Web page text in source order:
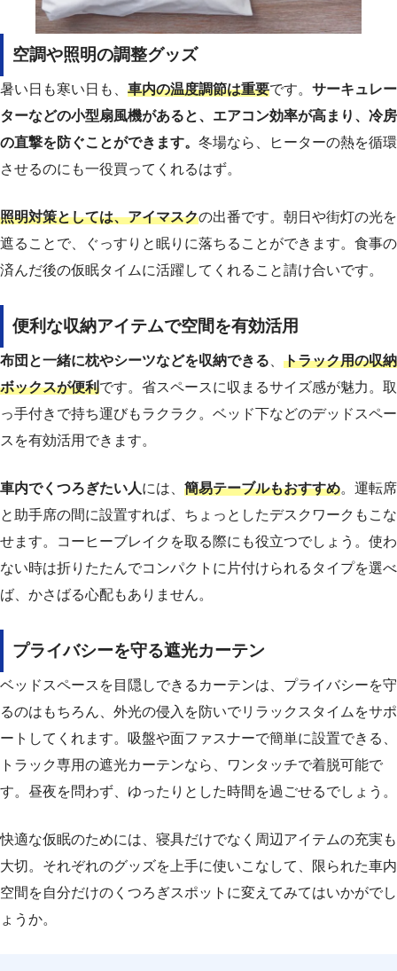
空調や照明の調整グッズ
暑い日も寒い日も、 車内の温度調節は重要です。 サーキュレー
ターなどの小型扇風機があると、エアコン効率が高まり、冷房
の直撃を防ぐことができます。 冬場なら、ヒーターの熱を循環
させるのにも一役買ってくれるはず。
照明対策としては、アイマスクの出番です。朝日や街灯の光を
遮ることで、ぐっすりと眠りに落ちることができます。食事の
済んだ後の仮眠タイムに活躍してくれること請け合いです。
便利な収納アイテムで空間を有効活用
布団と一緒に枕やシーツなどを収納できる、 トラック用の収納
ボックスが便利です。省スペースに収まるサイズ感が魅力。取
っ手付きで持ち運びもラクラク。ベッド下などのデッドスペー
スを有効活用できます。
車内でくつろぎたい人には、 簡易テーブルもおすすめ。運転席
と助手席の間に設置すれば、ちょっとしたデスクワークもこな
せます。コーヒーブレイクを取る際にも役立つでしょう。使わ
ない時は折りたたんでコンパクトに片付けられるタイプを選べ
ば、かさばる心配もありません。
プライバシーを守る遮光カーテン
ベッドスペースを目隠しできるカーテンは、プライバシーを守
るのはもちろん、外光の侵入を防いでリラックスタイムをサポ
ートしてくれます。吸盤や面ファスナーで簡単に設置できる、
トラック専用の遮光カーテンなら、ワンタッチで着脱可能で
す。昼夜を問わず、ゆったりとした時間を過ごせるでしょう。
快適な仮眠のためには、寝具だけでなく周辺アイテムの充実も
大切。それぞれのグッズを上手に使いこなして、限られた車内
空間を自分だけのくつろぎスポットに変えてみてはいかがでし
ょうか。